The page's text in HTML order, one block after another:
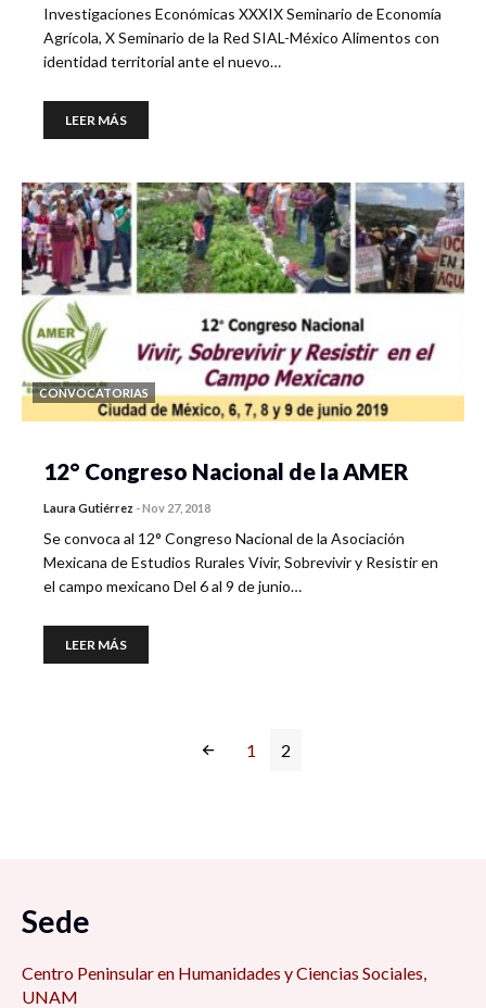
Investigaciones Económicas XXXIX Seminario de Economía
Agrícola, X Seminario de la Red SIAL-México Alimentos con
identidad territorial ante el nuevo…
LEER MÁS
CONVOCATORIAS
12° Congreso Nacional de la AMER
Laura Gutiérrez -Nov 27, 2018
Se convoca al 12° Congreso Nacional de la Asociación
Mexicana de Estudios Rurales Vivir, Sobrevivir y Resistir en
el campo mexicano Del 6 al 9 de junio…
LEER MÁS
1 2
Sede
Centro Peninsular en Humanidades y Ciencias Sociales,
UNAM